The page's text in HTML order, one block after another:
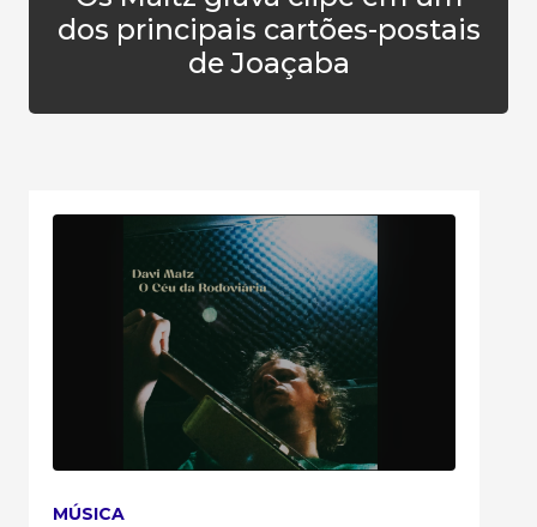
dos principais cartões-postais
de Joaçaba
MÚSICA